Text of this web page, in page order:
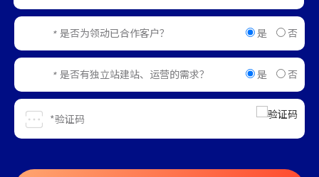
* 是否为领动已合作客户？ 是 否
* 是否有独立站建站、运营的需求？ 是 否